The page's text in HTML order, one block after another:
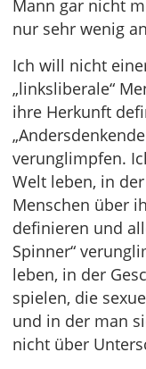
Mann gar nicht
nur sehr wenig
Ich will nicht
„linksliberale“
ihre Herkunft
verunglimpfen.
Welt leben, in
Menschen über
definieren und
Spinner“
leben, in der
spielen, die
und in der man
nicht über